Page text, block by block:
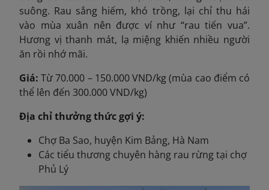
suông. Rau sắng hiếm, khó trồng, lại chỉ thu hái
vào mùa xuân nên được ví như “rau tiến vua”.
Hương vị thanh mát, lạ miệng khiến nhiều người
ăn rồi nhớ mãi.
Giá:Từ 70.000 – 150.000 VND/kg (mùa cao điểm có
thể lên đến 300.000 VND/kg)
Địa chỉ thưởng thức gợi ý:
Chợ Ba Sao, huyện Kim Bảng, Hà Nam
Các tiểu thương chuyên hàng rau rừng tại chợ
Phủ Lý